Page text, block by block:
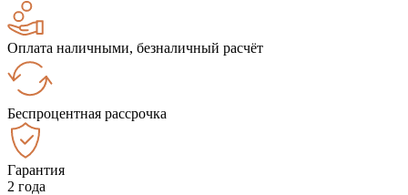
Оплата наличными, безналичный расчёт
Беспроцентная рассрочка
Гарантия
2 года